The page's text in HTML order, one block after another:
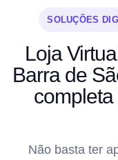
SOLUÇÕES
Loja
Barra de
Não basta ter